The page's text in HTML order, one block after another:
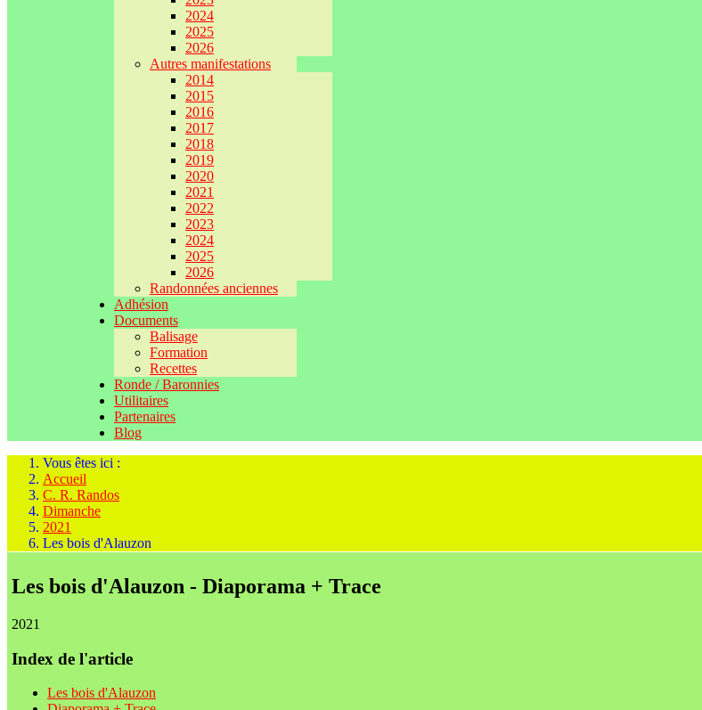
2024
2025
2026
Autres manifestations
2014
2015
2016
2017
2018
2019
2020
2021
2022
2023
2024
2025
2026
Randonnées anciennes
Adhésion
Documents
Balisage
Formation
Recettes
Ronde / Baronnies
Utilitaires
Partenaires
Blog
Vous êtes ici :
Accueil
C. R. Randos
Dimanche
2021
Les bois d'Alauzon
Les bois d'Alauzon - Diaporama + Trace
2021
Index de l'article
Les bois d'Alauzon